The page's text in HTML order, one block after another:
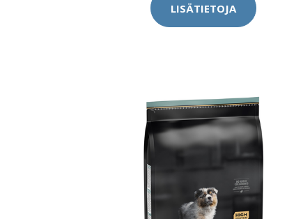
LISÄTIETOJA